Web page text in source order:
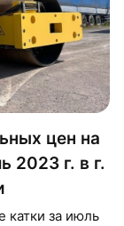
цен на
2023 г. в г.
за июль